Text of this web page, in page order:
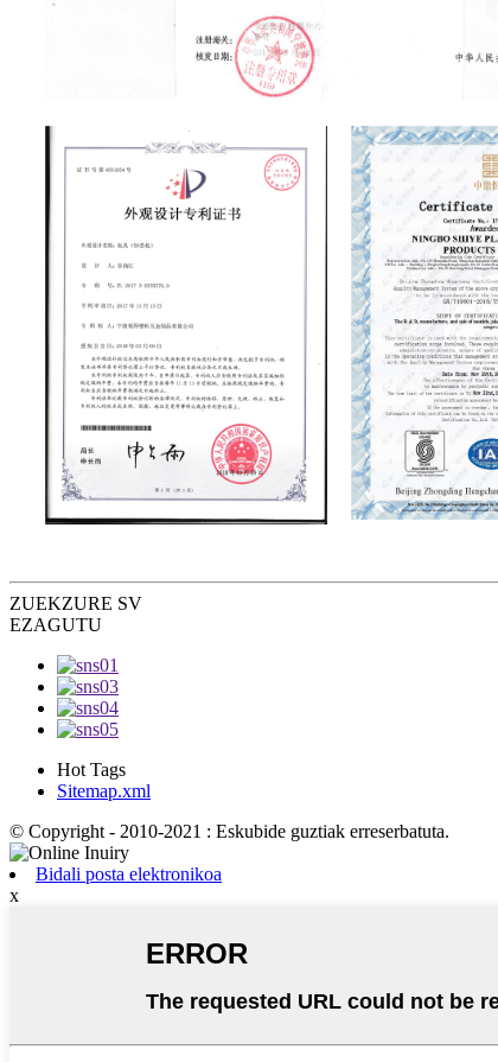
ZUEKZURE SV
EZAGUTU
Hot Tags
Sitemap.xml
© Copyright - 2010-2021 : Eskubide guztiak erreserbatuta.
Bidali posta elektronikoa
x